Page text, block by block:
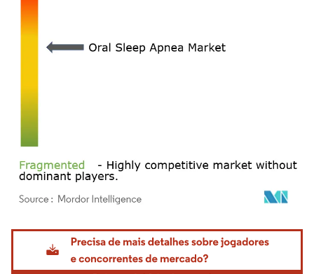
Imagem © Mordor Intelligence. O reuso requer atribuição conforme CC BY 4.0.